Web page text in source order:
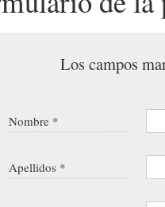
Los campos
Nombre *
Apellidos *